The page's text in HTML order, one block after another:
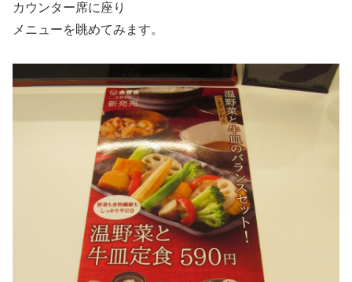
カウンター席に座り
メニューを眺めてみます。